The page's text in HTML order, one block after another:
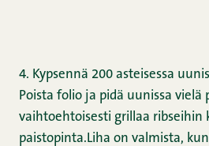
4. Kypsennä 200 asteisessa
Poista folio ja pidä uunissa
vaihtoehtoisesti grillaa ribseihin
paistopinta.Liha on valmista,